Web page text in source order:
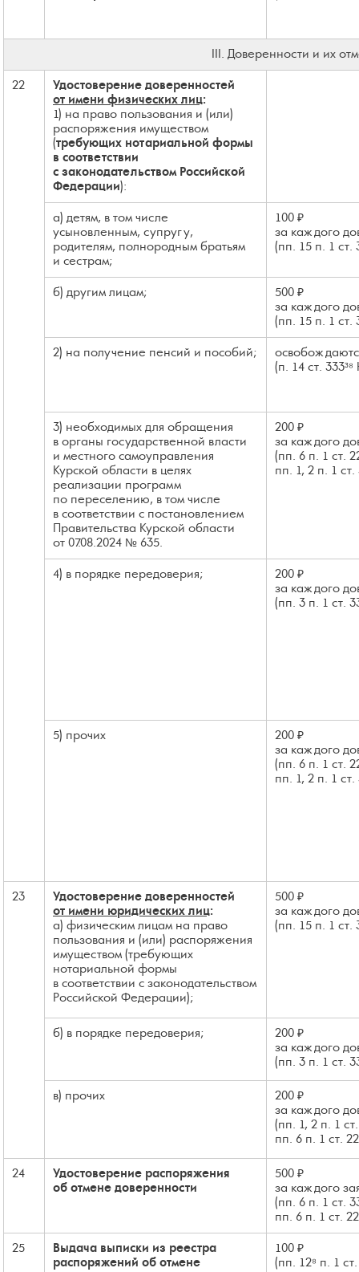
III. Доверенности и их
22
Удостоверение доверенностей
от имени физических лиц:
1) на право пользования и (или)
распоряжения имуществом
(требующих нотариальной формы
в соответствии
с законодательством Российской
Федерации):
а) детям, в том числе
усыновленным, супругу,
родителям, полнородным братьям
и сестрам;
100 ₽
за каждого
(пп. 15 п. 1 ст.
б) другим лицам;
500 ₽
за каждого
(пп. 15 п. 1 ст.
2) на получение пенсий и пособий;
(п. 14 ст.
3) необходимых для обращения
в органы государственной власти
и местного самоуправления
Курской области в целях
реализации программ
по переселению, в том числе
в соответствии с постановлением
Правительства Курской области
от 07.08.2024 № 635.
200 ₽
за каждого
(пп. 6 п. 1 ст.
пп. 1, 2 п. 1 ст.
4) в порядке передоверия;
200 ₽
за каждого
(пп. 3 п. 1 ст.
5) прочих
200 ₽
за каждого
(пп. 6 п. 1 ст.
пп. 1, 2 п. 1 ст.
23
Удостоверение доверенностей
от имени юридических лиц:
а) физическим лицам на право
пользования и (или) распоряжения
имуществом (требующих
нотариальной формы
в соответствии с законодательством
Российской Федерации);
500 ₽
за каждого
(пп. 15 п. 1 ст.
б) в порядке передоверия;
200 ₽
за каждого
(пп. 3 п. 1 ст.
в) прочих
200 ₽
за каждого
(пп. 1, 2 п. 1
пп. 6 п. 1 ст.
24
Удостоверение распоряжения
об отмене доверенности
500 ₽
за каждого
(пп. 6 п. 1 ст.
пп. 6 п. 1 ст.
25
Выдача выписки из реестра
распоряжений об отмене
100 ₽
(пп. 12⁸ п. 1